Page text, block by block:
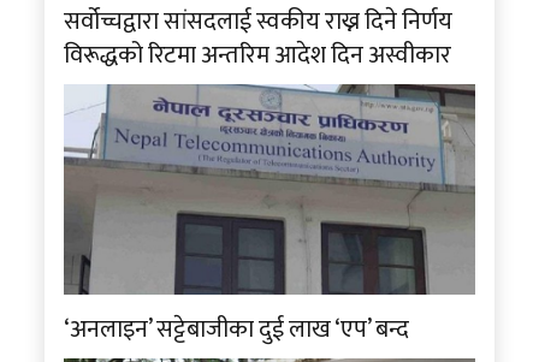
सर्वोच्चद्वारा सांसदलाई स्वकीय राख्न दिने निर्णय
विरूद्धको रिटमा अन्तरिम आदेश दिन अस्वीकार
‘अनलाइन’ सट्टेबाजीका दुई लाख ‘एप’ बन्द